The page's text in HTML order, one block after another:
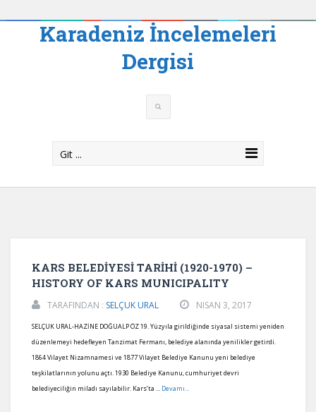
Karadeniz İncelemeleri
Dergisi
Git ...
KARS BELEDİYESİ TARİHİ (1920-1970) –
HISTORY OF KARS MUNICIPALITY
TARAFINDAN : SELÇUK URAL NISAN 3, 2017
SELÇUK URAL-HAZİNE DOĞUALP ÖZ 19. Yüzyıla girildiğinde siyasal sistemi yeniden
düzenlemeyi hedefleyen Tanzimat Fermanı, belediye alanında yenilikler getirdi.
1864 Vilayet Nizamnamesi ve 1877 Vilayet Belediye Kanunu yeni belediye
teşkilatlarının yolunu açtı. 1930 Belediye Kanunu, cumhuriyet devri
belediyeciliğin miladı sayılabilir. Kars’ta ... Devamı...